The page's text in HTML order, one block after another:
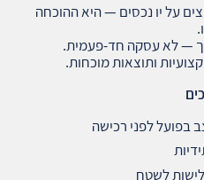
על יו נכסים — היא ההוכחה
— לא עסקה חד‑פעמית.
ותוצאות מוכחות.
בפועל לפני רכישה
לשטח